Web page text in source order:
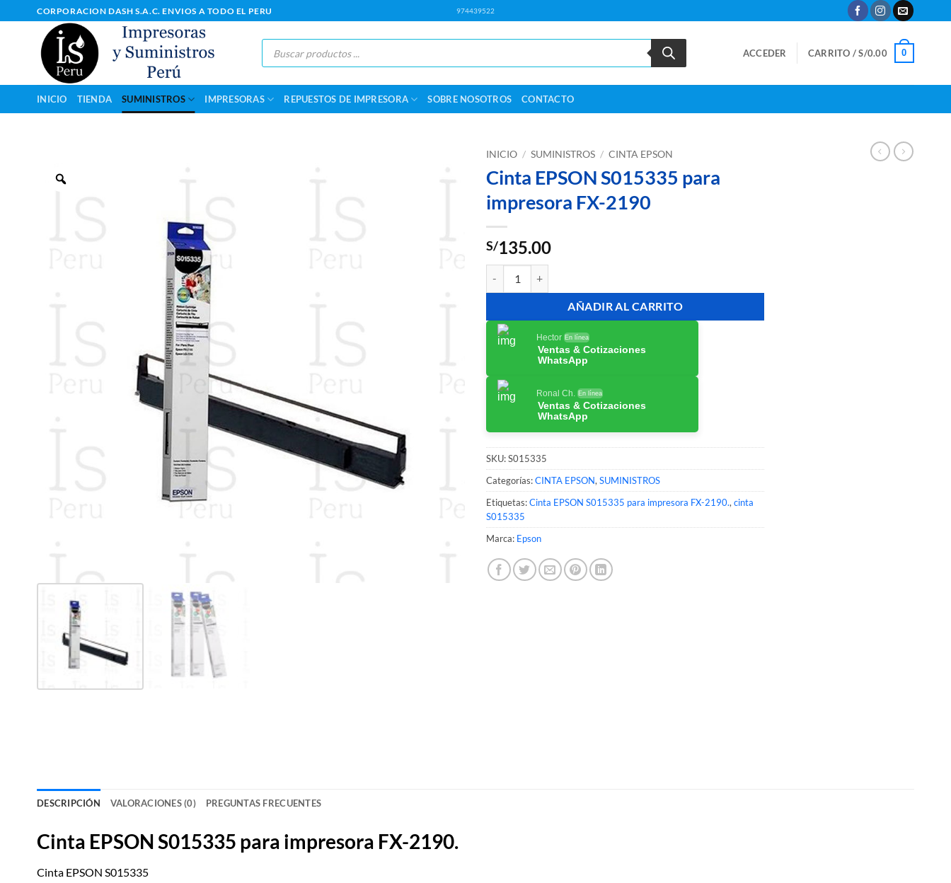
al
contenido
CORPORACION DASH S.A.C. ENVIOS A TODO EL PERU 974439522
Búsqueda
ACCEDER CARRITO /S/0.00 0
INICIO TIENDA SUMINISTROS IMPRESORAS REPUESTOS DE IMPRESORA SOBRE NOSOTROS CONTACTO
INICIO / SUMINISTROS / CINTA EPSON
Cinta EPSON S015335 para
impresora FX-2190
S/135.00
AÑADIR AL CARRITO
Hector En línea
Ventas & Cotizaciones
WhatsApp
Ronal Ch. En línea
Ventas & Cotizaciones
WhatsApp
SKU:S015335
Categorías:CINTA EPSON, SUMINISTROS
Etiquetas:Cinta EPSON S015335 para impresora FX-2190., cinta
S015335
Marca: Epson
DESCRIPCIÓN VALORACIONES (0) PREGUNTAS FRECUENTES
Cinta EPSON S015335 para impresora FX-2190.
Cinta EPSON S015335